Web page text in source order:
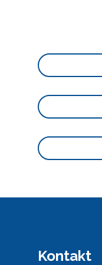
Kontakt